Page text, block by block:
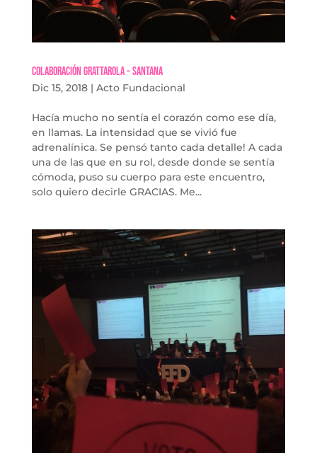
Colaboración Grattarola – Santana
Dic 15, 2018| Acto Fundacional
Hacía mucho no sentía el corazón como ese día,
en llamas. La intensidad que se vivió fue
adrenalínica. Se pensó tanto cada detalle! A cada
una de las que en su rol, desde donde se sentía
cómoda, puso su cuerpo para este encuentro,
solo quiero decirle GRACIAS. Me...